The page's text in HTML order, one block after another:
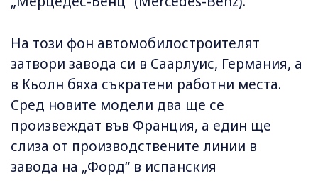
На този фон автомобилостроителят
затвори завода си в Саарлуис, Германия, а
в Кьолн бяха съкратени работни места.
Сред новите модели два ще се
произвеждат във Франция, а един ще
слиза от производствените линии в
завода на „Форд“ в испанския